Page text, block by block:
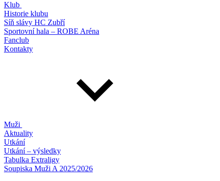
Klub
Historie klubu
Síň slávy HC Zubří
Sportovní hala – ROBE Aréna
Fanclub
Kontakty
Muži
Aktuality
Utkání
Utkání – výsledky
Tabulka Extraligy
Soupiska Muži A 2025/2026